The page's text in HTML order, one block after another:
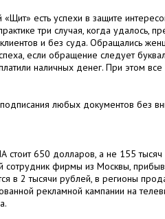
есть успехи в защите
три случая, когда удалось,
и без суда. Обращались
если обращение следует
наличных денег. При этом
любых документов без
650 долларов, а не 155
сотрудник фирмы из Москвы,
в 2 тысячи рублей, в регионы
рекламной кампании на